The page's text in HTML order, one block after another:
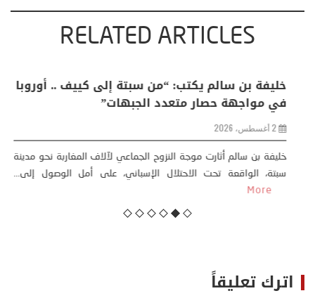
RELATED ARTICLES
منذر بالضيافي يكتب حول: التغيرات المناخية: اكثر
من ظاهرة طبيعية .. تحول اجتماعي وحضاري (
مقاربة سوسيولوجية )
23 يوليو، 2026
كتب: منذر بالضيافي بدأت قصتي مع التغييرات المناخية ” المتطرفة”،
منذ نهاية ثمانينات القرن الماضي، حين أطردنا ...
اترك تعليقاً